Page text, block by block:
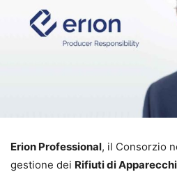
Erion Professional, il Consorzio
gestione dei Rifiuti di